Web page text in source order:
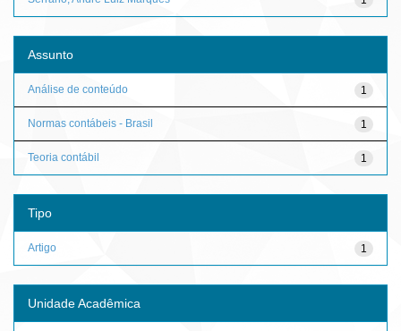
Assunto
1
Análise de conteúdo
1
Normas contábeis - Brasil
1
Teoria contábil
Tipo
1
Artigo
Unidade Acadêmica